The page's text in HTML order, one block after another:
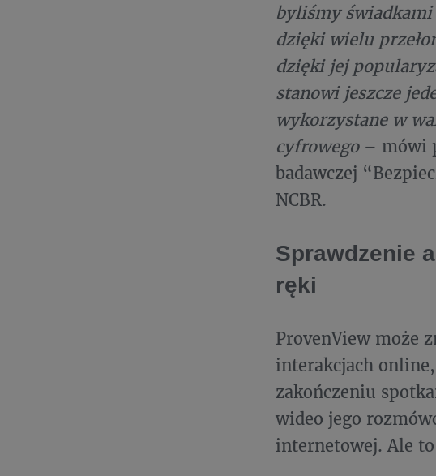
byliśmy świadkami
dzięki wielu
dzięki jej
stanowi jeszcze
wykorzystane w
cyfrowego – mówi
badawczej
NCBR.
Sprawdzenie
ręki
ProvenView może
interakcjach
zakończeniu
wideo jego
internetowej. Ale